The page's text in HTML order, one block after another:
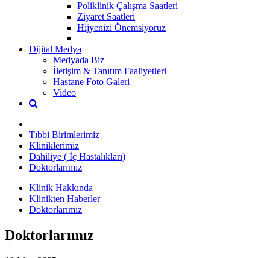
Poliklinik Çalışma Saatleri
Ziyaret Saatleri
Hijyenizi Önemsiyoruz
Dijital Medya
Medyada Biz
İletişim & Tanıtım Faaliyetleri
Hastane Foto Galeri
Video
Tıbbi Birimlerimiz
Kliniklerimiz
Dahiliye ( İç Hastalıkları)
Doktorlarımız
Klinik Hakkında
Klinikten Haberler
Doktorlarımız
Doktorlarımız